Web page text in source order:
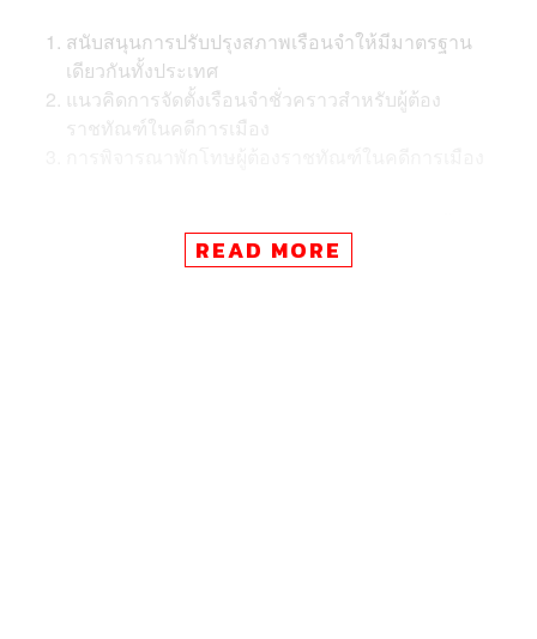
สนับสนุนการปรับปรุงสภาพเรือนจำให้มีมาตรฐาน
เดียวกันทั้งประเทศ
แนวคิดการจัดตั้งเรือนจำชั่วคราวสำหรับผู้ต้อง
ราชทัณฑ์ในคดีการเมือง
สำหรับในภาพรวมงานราชทัณฑ์ กระทรวงยุติธรรมนั้น คณะ
หารือเห็นว่ามีพัฒนาการขึ้นในหลายมิติ ทั้งในเชิงนโยบาย
READ MORE